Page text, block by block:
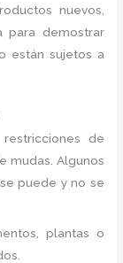
nuevos,
para demostrar
están sujetos a
de
mudas. Algunos
puede y no se
plantas o